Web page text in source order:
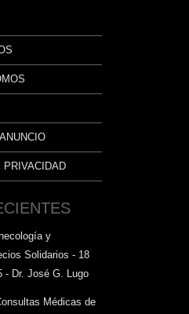
PRIVACIDAD
y
Solidarios - 18
- Dr. José G. Lugo
Médicas de